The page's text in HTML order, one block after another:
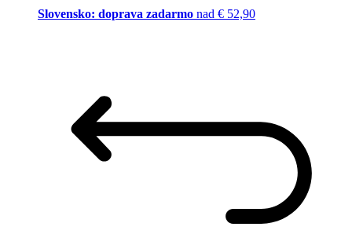
Slovensko: doprava zadarmo nad € 52,90